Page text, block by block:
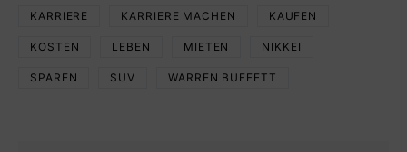
KARRIERE KARRIERE MACHEN KAUFEN
KOSTEN LEBEN MIETEN NIKKEI
SPAREN SUV WARREN BUFFETT